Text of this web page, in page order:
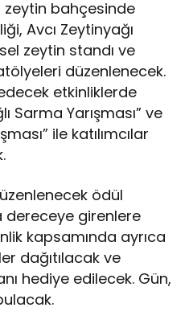
zeytin bahçesinde
Avcı Zeytinyağı
zeytin standı ve
düzenlenecek.
etkinliklerde
Sarma Yarışması” ve
ile katılımcılar
ödül
dereceye girenlere
kapsamında ayrıca
dağıtılacak ve
hediye edilecek. Gün,